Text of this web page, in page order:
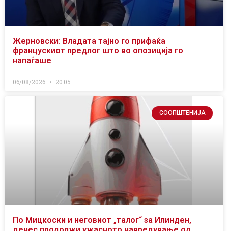
Жерновски: Владата тајно го прифаќа
францускиот предлог што во опозиција го
напаѓаше
06/08/2026 20:05
СООПШТЕНИЈА
По Мицкоски и неговиот „талог“ за Илинден,